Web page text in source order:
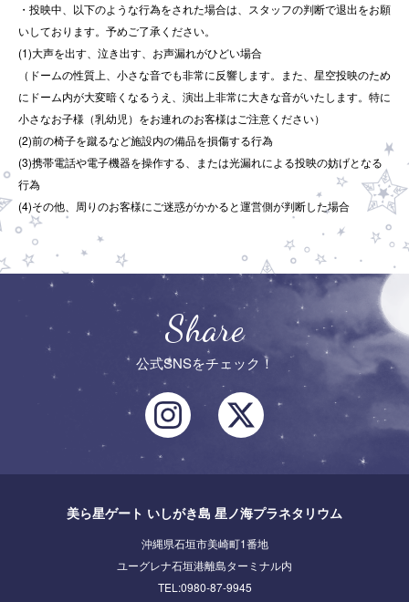
・投映中、以下のような行為をされた場合は、スタッフの判断で退出をお願
いしております。予めご了承ください。
(1)大声を出す、泣き出す、お声漏れがひどい場合
（ドームの性質上、小さな音でも非常に反響します。また、星空投映のため
にドーム内が大変暗くなるうえ、演出上非常に大きな音がいたします。特に
小さなお子様（乳幼児）をお連れのお客様はご注意ください）
(2)前の椅子を蹴るなど施設内の備品を損傷する行為
(3)携帯電話や電子機器を操作する、または光漏れによる投映の妨げとなる
行為
(4)その他、周りのお客様にご迷惑がかかると運営側が判断した場合
Share
公式SNSをチェック！
美ら星ゲート いしがき島 星ノ海プラネタリウム
沖縄県石垣市美崎町1番地
ユーグレナ石垣港離島ターミナル内
TEL:0980-87-9945